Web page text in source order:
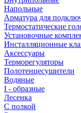
Напольные
Арматура для
Термостатические
Установочные
Инсталляционные
Аксессуары
Терморегуляторы
Полотенцесушители
Водяные
I - образные
Лесенка
С полкой